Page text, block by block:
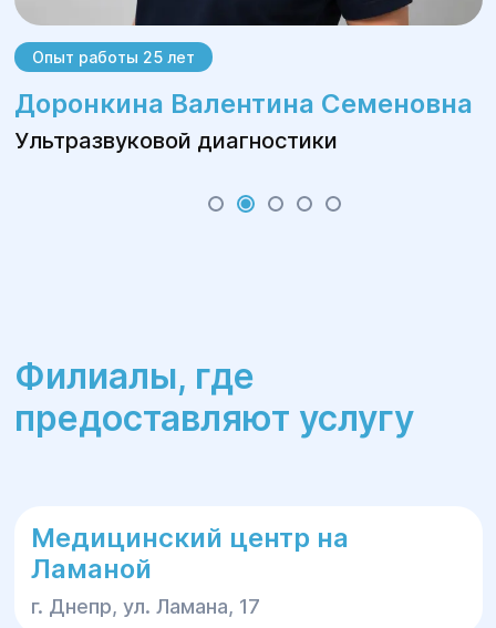
Опыт работы 25 лет
Доронкина Валентина Семеновна
Ультразвуковой диагностики
Филиалы, где
предоставляют услугу
Медицинский центр на
Ламаной
г. Днепр, ул. Ламана, 17